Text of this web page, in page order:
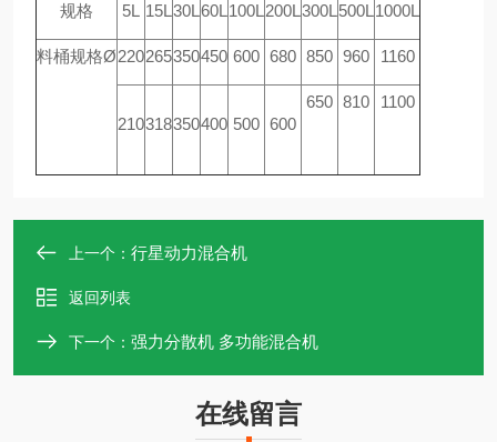
规格 5L 15L 30L 60L 100L 200L 300L 500L 1000L
料桶规格Ø220265350450 600 680 850 960 1160
210318350400 500 600
650 810 1100
上一个： 行星动力混合机
返回列表
下一个： 强力分散机 多功能混合机
在线留言